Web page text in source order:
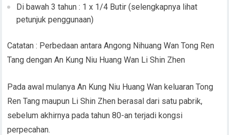
Di bawah 3 tahun : 1 x 1/4 Butir (selengkapnya lihat
petunjuk penggunaan)
Catatan : Perbedaan antara Angong Nihuang Wan Tong Ren
Tang dengan An Kung Niu Huang Wan Li Shin Zhen
Pada awal mulanya An Kung Niu Huang Wan keluaran Tong
Ren Tang maupun Li Shin Zhen berasal dari satu pabrik,
sebelum akhirnya pada tahun 80-an terjadi kongsi
perpecahan.